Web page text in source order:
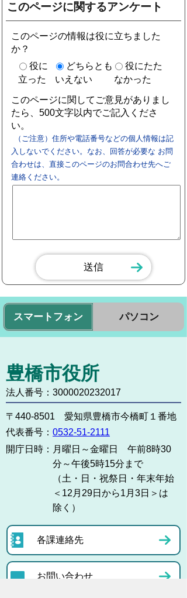
このページに関するアンケート
このページの情報は役に立ちました
か？
役に
立った
どちらとも
いえない
役にたた
なかった
このページに関してご意見がありまし
たら、500文字以内でご記入くださ
い。
（ご注意）住所や電話番号などの個人情報は記
入しないでください。なお、回答が必要な お問
合わせは、直接このページのお問合わせ先へご
連絡ください。
スマートフォン パソコン
豊橋市役所
法人番号：3000020232017
〒440-8501 愛知県豊橋市今橋町１番地
代表番号： 0532-51-2111
開庁日時： 月曜日～金曜日 午前8時30
分～午後5時15分まで
（土・日・祝祭日・年末年始
＜12月29日から1月3日＞は
除く）
各課連絡先
お問い合わせ